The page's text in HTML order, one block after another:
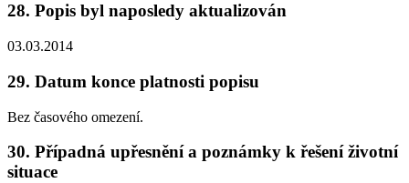
28. Popis byl naposledy aktualizován
03.03.2014
29. Datum konce platnosti popisu
Bez časového omezení.
30. Případná upřesnění a poznámky k řešení životní
situace